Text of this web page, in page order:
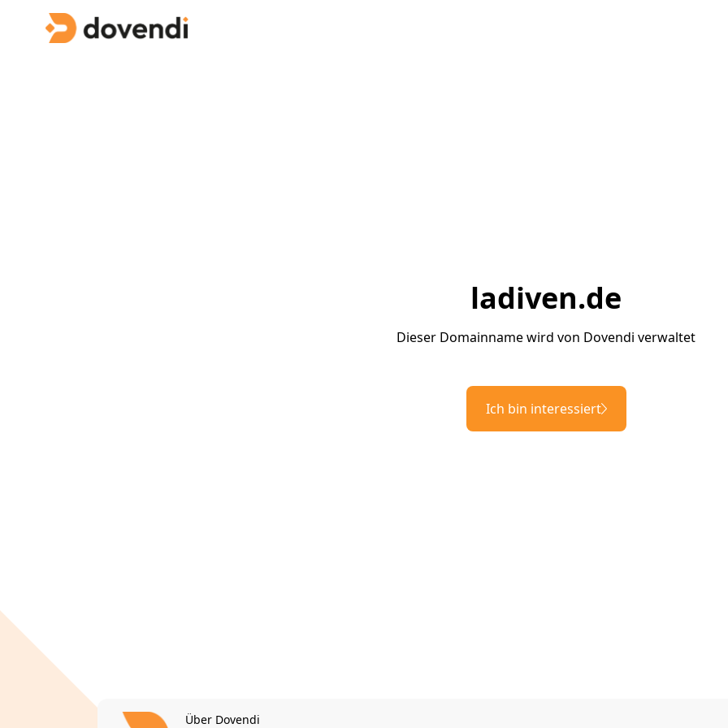
ladiven.de
Dieser Domainname wird von Dovendi verwaltet
Ich bin interessiert
Über Dovendi